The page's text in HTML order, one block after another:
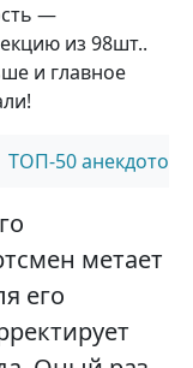
—
из 98шт..
и главное
ТОП-50 анекдотов
метает
его